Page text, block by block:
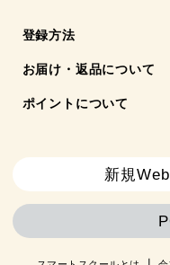
登録方法
お届け・返品について
ポイントについて
新規